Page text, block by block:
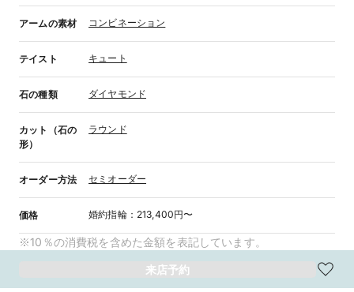
アームの素材 コンビネーション
テイスト キュート
石の種類 ダイヤモンド
カット（石の
形）
ラウンド
オーダー方法 セミオーダー
価格 婚約指輪： 213,400円〜
※10％の消費税を含めた金額を表記しています。
来店予約